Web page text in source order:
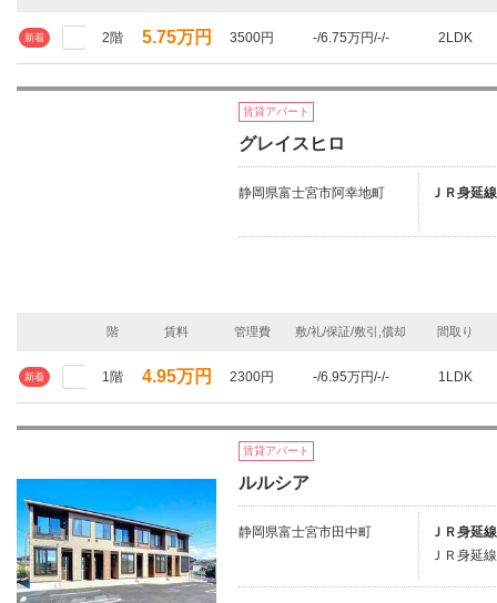
新着 2階 5.75万円 3500円 -/6.75万円/-/- 2LDK
賃貸アパート
グレイスヒロ
静岡県富士宮市阿幸地町 ＪＲ身延
階 賃料 管理費 敷/礼/保証/敷引,償却 間取り
新着 1階 4.95万円 2300円 -/6.95万円/-/- 1LDK
賃貸アパート
ルルシア
静岡県富士宮市田中町
ＪＲ身延
ＪＲ身延